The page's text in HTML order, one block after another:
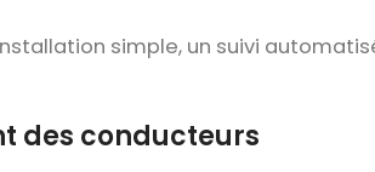
simple, un suivi
des conducteurs